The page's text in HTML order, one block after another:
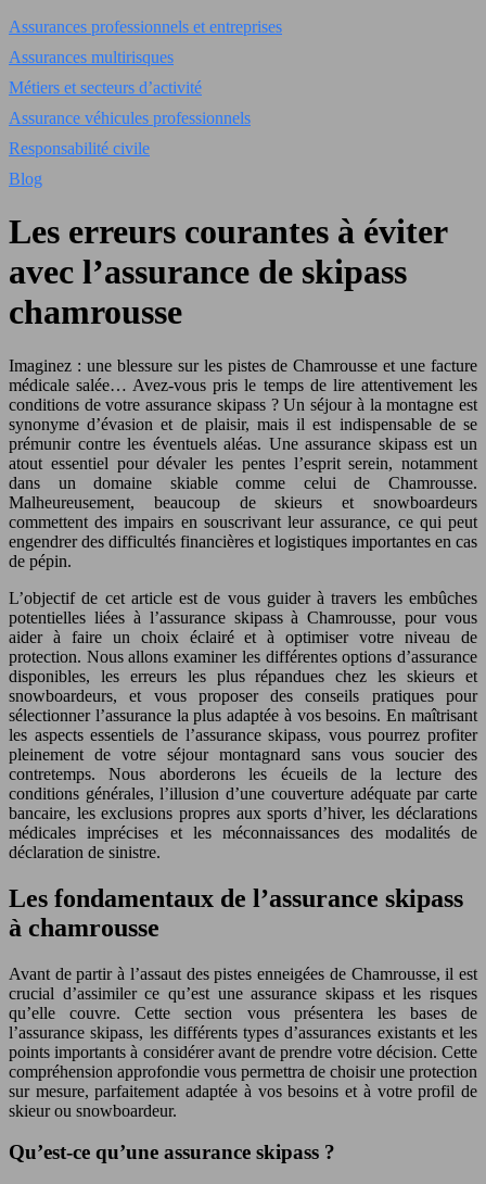
Assurances professionnels et entreprises
Assurances multirisques
Métiers et secteurs d’activité
Assurance véhicules professionnels
Responsabilité civile
Blog
Les erreurs courantes à éviter
avec l’assurance de skipass
chamrousse
Imaginez : une blessure sur les pistes de Chamrousse et une facture
médicale salée… Avez-vous pris le temps de lire attentivement les
conditions de votre assurance skipass ? Un séjour à la montagne est
synonyme d’évasion et de plaisir, mais il est indispensable de se
prémunir contre les éventuels aléas. Une assurance skipass est un
atout essentiel pour dévaler les pentes l’esprit serein, notamment
dans un domaine skiable comme celui de Chamrousse.
Malheureusement, beaucoup de skieurs et snowboardeurs
commettent des impairs en souscrivant leur assurance, ce qui peut
engendrer des difficultés financières et logistiques importantes en cas
de pépin.
L’objectif de cet article est de vous guider à travers les embûches
potentielles liées à l’assurance skipass à Chamrousse, pour vous
aider à faire un choix éclairé et à optimiser votre niveau de
protection. Nous allons examiner les différentes options d’assurance
disponibles, les erreurs les plus répandues chez les skieurs et
snowboardeurs, et vous proposer des conseils pratiques pour
sélectionner l’assurance la plus adaptée à vos besoins. En maîtrisant
les aspects essentiels de l’assurance skipass, vous pourrez profiter
pleinement de votre séjour montagnard sans vous soucier des
contretemps. Nous aborderons les écueils de la lecture des
conditions générales, l’illusion d’une couverture adéquate par carte
bancaire, les exclusions propres aux sports d’hiver, les déclarations
médicales imprécises et les méconnaissances des modalités de
déclaration de sinistre.
Les fondamentaux de l’assurance skipass
à chamrousse
Avant de partir à l’assaut des pistes enneigées de Chamrousse, il est
crucial d’assimiler ce qu’est une assurance skipass et les risques
qu’elle couvre. Cette section vous présentera les bases de
l’assurance skipass, les différents types d’assurances existants et les
points importants à considérer avant de prendre votre décision. Cette
compréhension approfondie vous permettra de choisir une protection
sur mesure, parfaitement adaptée à vos besoins et à votre profil de
skieur ou snowboardeur.
Qu’est-ce qu’une assurance skipass ?